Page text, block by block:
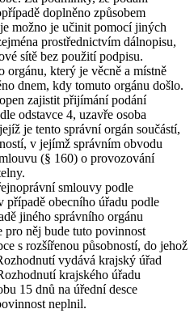
doplněno způsobem
možno je učinit pomocí jiných
prostřednictvím dálnopisu,
sítě bez použití podpisu.
orgánu, který je věcně a místně
dnem, kdy tomuto orgánu došlo.
zajistit přijímání podání
odstavce 4, uzavře osoba
je tento správní orgán součástí,
v jejímž správním obvodu
(§ 160) o provozování
smlouvy podle
případě obecního úřadu podle
jiného správního orgánu
pro něj bude tuto povinnost
s rozšířenou působností, do jehož
vydává krajský úřad
krajského úřadu
15 dnů na úřední desce
neplnil.